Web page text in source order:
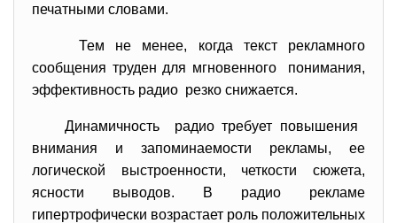
печатными словами.
Тем не менее, когда текст рекламного
сообщения труден для мгновенного понимания,
эффективность радио резко снижается.
Динамичность радио требует повышения
внимания и запоминаемости рекламы, ее
логической выстроенности, четкости сюжета,
ясности выводов. В радио рекламе
гипертрофически возрастает роль положительных